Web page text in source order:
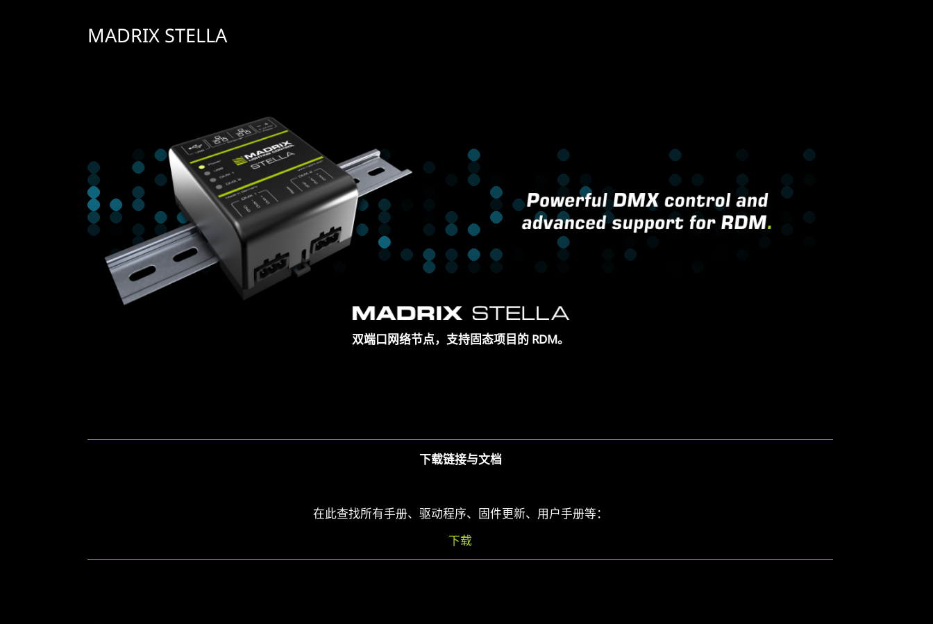
MADRIX STELLA
双端口网络节点，支持固态项目的 RDM。
下载链接与文档
在此查找所有手册、驱动程序、固件更新、用户手册等：
下载